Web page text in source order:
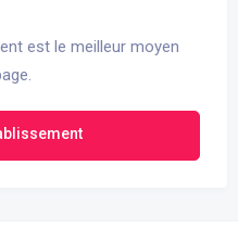
est le meilleur moyen